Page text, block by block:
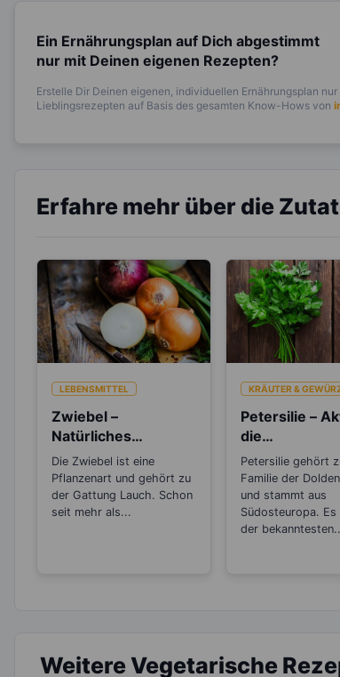
Ein Ernährungsplan auf Dich abgestimmt
nur mit Deinen eigenen Rezepten?
Erstelle Dir Deinen eigenen, individuellen Ernährungsplan
Lieblingsrezepten auf Basis des gesamten Know-Hows von
Erfahre mehr über die
LEBENSMITTEL
Zwiebel –
Natürliches
Antibiotikum und
„Wunder“-Heilmittel
Die Zwiebel ist eine
Pflanzenart und gehört zu
der Gattung Lauch. Schon
seit mehr als...
KRÄUTER &
Petersilie –
die
von Niere und
Petersilie gehört
Familie der
und stammt aus
Südosteuropa. Es
der
Weitere Vegetarische